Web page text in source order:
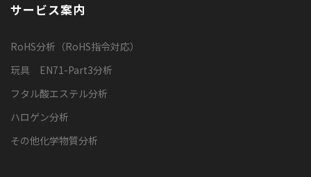
サービス案内
RoHS分析（RoHS指令対応）
玩具 EN71-Part3分析
フタル酸エステル分析
ハロゲン分析
その他化学物質分析